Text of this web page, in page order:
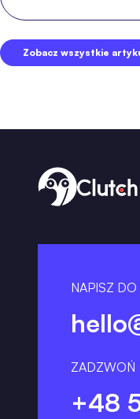
Zobacz wszystkie
NAPISZ DO
ZADZWOŃ
+48